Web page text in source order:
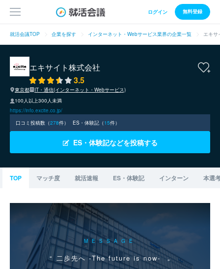
ログイン 無料登録
就活会議TOP 企業を探す インターネット・Webサービス業界の企業一覧 エキサ
エキサイト株式会社
3.5
東京都
IT・通信(インターネット・Webサービス)
100人以上300人未満
https://info.excite.co.jp/
口コミ投稿数（278件） ES・体験記（15件）
ES・体験記などを投稿する
TOP マッチ度 就活速報 ES・体験記 インターン 本選
MESSAGE
二歩先へ -The future is now-